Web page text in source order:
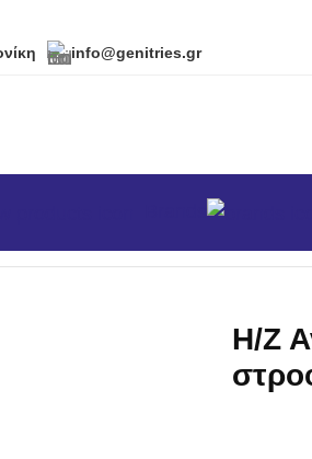
info@genitries.gr
Η/Ζ